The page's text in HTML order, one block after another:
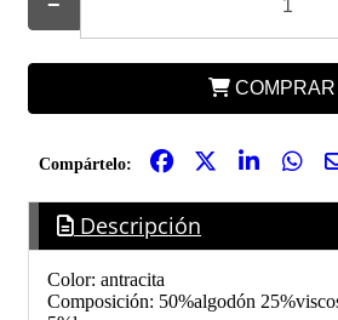
−
COMPRAR
Compártelo:
Descripción
Color: antracita
Composición: 50%algodón